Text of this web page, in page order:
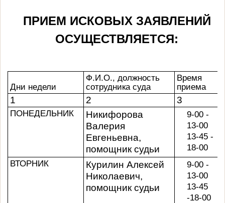
ПРИЕМ ИСКОВЫХ ЗАЯВЛЕНИЙ
ОСУЩЕСТВЛЯЕТСЯ:
Дни недели
Ф.И.О., должность
сотрудника суда
Время
приема
1 2 3
ПОНЕДЕЛЬНИК
Никифорова
Валерия
Евгеньевна,
помощник судьи
9-00 -
13-00
13-45 -
18-00
ВТОРНИК
Курилин Алексей
Николаевич,
помощник судьи
9-00 -
13-00
13-45
-18-00